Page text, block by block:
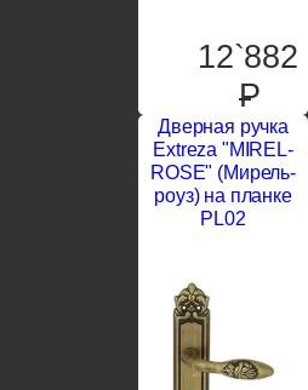
12`882
P
Дверная ручка
Extreza "MIREL-
ROSE" (Мирель-
роуз) на планке
PL02